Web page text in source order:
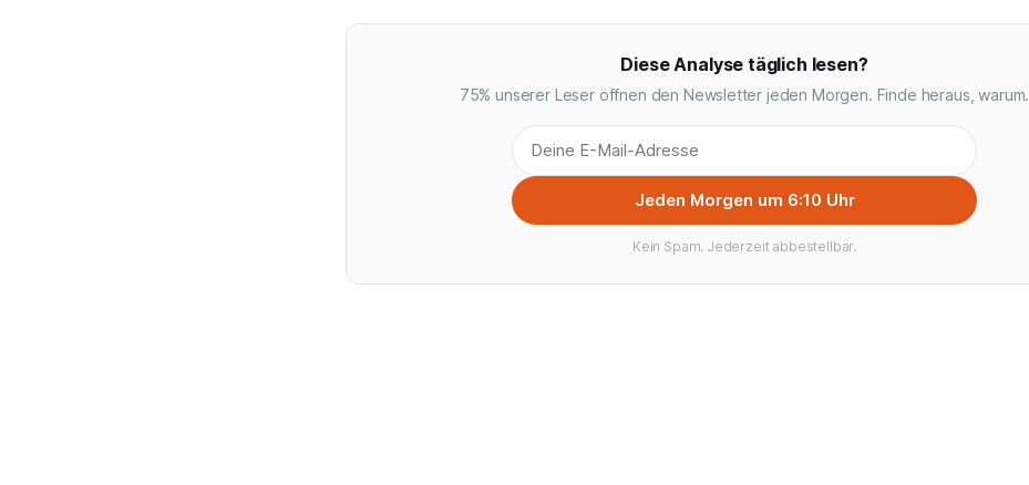
Diese Analyse täglich lesen?
75% unserer Leser öffnen den Newsletter jeden Morgen. Finde heraus, warum.
Jeden Morgen um 6:10 Uhr
Kein Spam. Jederzeit abbestellbar.